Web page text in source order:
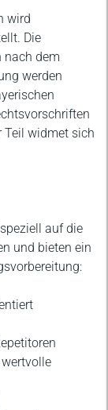
wird
Die
nach dem
werden
Teil widmet sich
auf die
und bieten ein